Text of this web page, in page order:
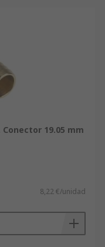
Conector 19.05 mm
8,22 €/unidad